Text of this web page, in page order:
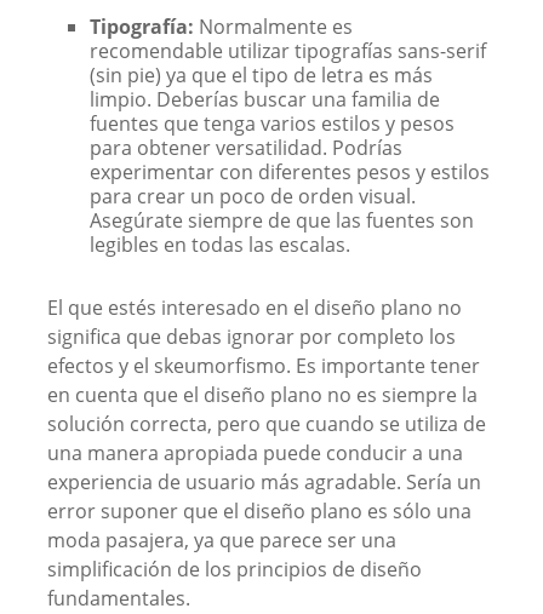
Tipografía: Normalmente es
recomendable utilizar tipografías sans-serif
(sin pie) ya que el tipo de letra es más
limpio. Deberías buscar una familia de
fuentes que tenga varios estilos y pesos
para obtener versatilidad. Podrías
experimentar con diferentes pesos y estilos
para crear un poco de orden visual.
Asegúrate siempre de que las fuentes son
legibles en todas las escalas.
El que estés interesado en el diseño plano no
significa que debas ignorar por completo los
efectos y el skeumorfismo. Es importante tener
en cuenta que el diseño plano no es siempre la
solución correcta, pero que cuando se utiliza de
una manera apropiada puede conducir a una
experiencia de usuario más agradable. Sería un
error suponer que el diseño plano es sólo una
moda pasajera, ya que parece ser una
simplificación de los principios de diseño
fundamentales.